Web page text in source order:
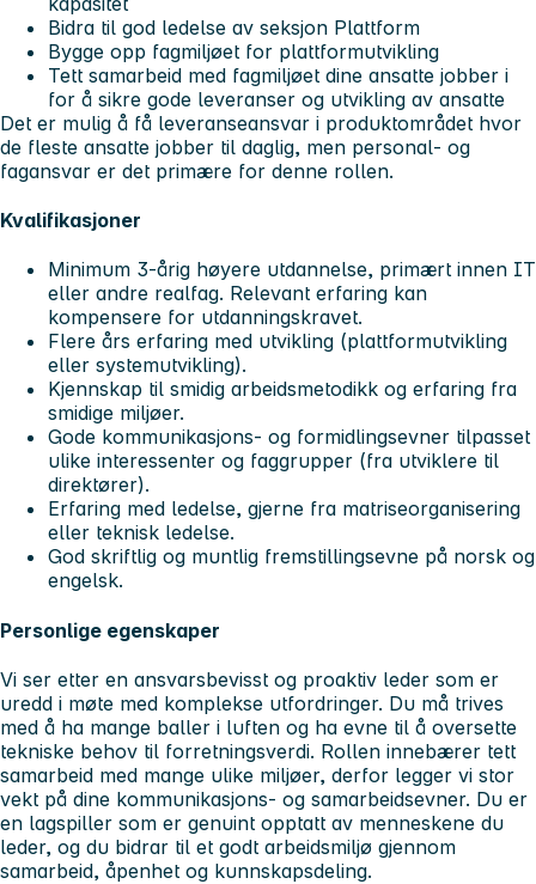
Bidra til god ledelse av seksjon Plattform
Bygge opp fagmiljøet for plattformutvikling
Tett samarbeid med fagmiljøet dine ansatte jobber i
for å sikre gode leveranser og utvikling av ansatte
Det er mulig å få leveranseansvar i produktområdet hvor
de fleste ansatte jobber til daglig, men personal- og
fagansvar er det primære for denne rollen.
Kvalifikasjoner
Minimum 3-årig høyere utdannelse, primært innen IT
eller andre realfag. Relevant erfaring kan
kompensere for utdanningskravet.
Flere års erfaring med utvikling (plattformutvikling
eller systemutvikling).
Kjennskap til smidig arbeidsmetodikk og erfaring fra
smidige miljøer.
Gode kommunikasjons- og formidlingsevner tilpasset
ulike interessenter og faggrupper (fra utviklere til
direktører).
Erfaring med ledelse, gjerne fra matriseorganisering
eller teknisk ledelse.
God skriftlig og muntlig fremstillingsevne på norsk og
engelsk.
Personlige egenskaper
Vi ser etter en ansvarsbevisst og proaktiv leder som er
uredd i møte med komplekse utfordringer. Du må trives
med å ha mange baller i luften og ha evne til å oversette
tekniske behov til forretningsverdi. Rollen innebærer tett
samarbeid med mange ulike miljøer, derfor legger vi stor
vekt på dine kommunikasjons- og samarbeidsevner. Du er
en lagspiller som er genuint opptatt av menneskene du
leder, og du bidrar til et godt arbeidsmiljø gjennom
samarbeid, åpenhet og kunnskapsdeling.